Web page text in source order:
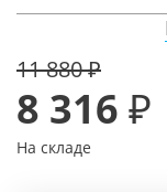
8 316 ₽
На складе
11 880 ₽